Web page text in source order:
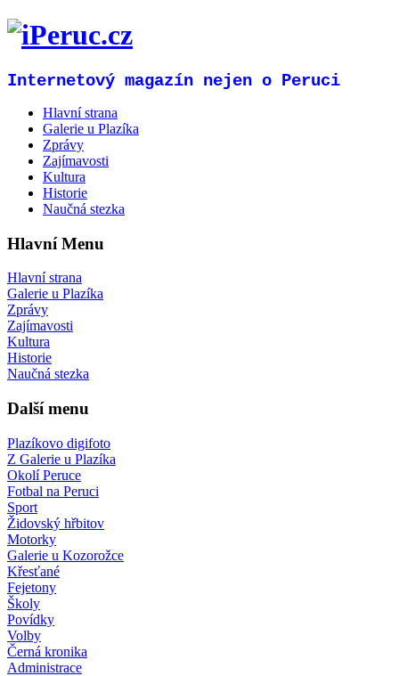
Internetový magazín nejen o Peruci
Hlavní strana
Galerie u Plazíka
Zprávy
Zajímavosti
Kultura
Historie
Naučná stezka
Hlavní Menu
Hlavní strana
Galerie u Plazíka
Zprávy
Zajímavosti
Kultura
Historie
Naučná stezka
Další menu
Plazíkovo digifoto
Z Galerie u Plazíka
Okolí Peruce
Fotbal na Peruci
Sport
Židovský hřbitov
Motorky
Galerie u Kozorožce
Křesťané
Fejetony
Školy
Povídky
Volby
Černá kronika
Administrace